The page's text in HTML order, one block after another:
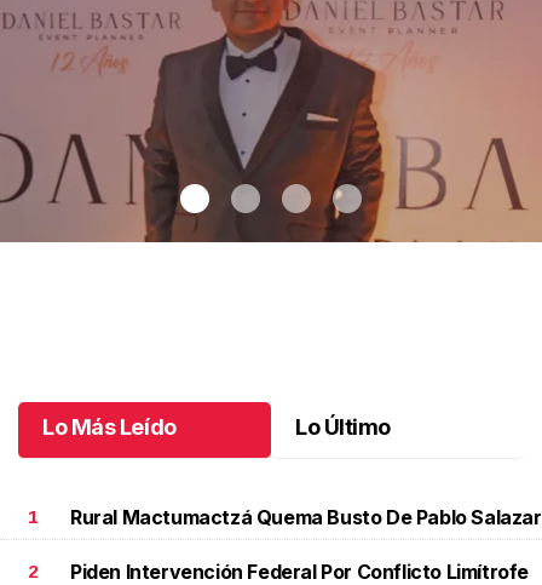
Lo Más Leído Lo Último
1 Rural Mactumactzá Quema Busto De Pablo Salazar
2 Piden Intervención Federal Por Conflicto Limítrofe